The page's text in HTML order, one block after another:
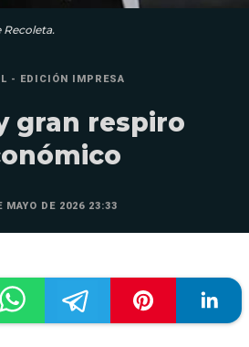
Recoleta.
- EDICIÓN IMPRESA
gran respiro
MAYO DE 2026 23:33